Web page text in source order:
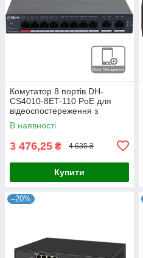
Комутатор 8 портів DH-
CS4010-8ET-110 PoE для
відеоспостереження з
підтримкою IEEE802.3bt,
бюджетом 110 Вт, 2x uplink
В наявності
3 476,25 ₴ 4 635 ₴
Купити
–20%